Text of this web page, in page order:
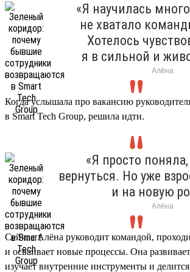
«Я научилась
не хватало
Хотелось
я в сильной и
Алёна
Когда услышала про вакансию
в Smart Tech Group, решила идти.
«Я просто
вернуться. Но уже
и на новую
Алёна
Сейчас Алёна руководит командой,
и осваивает новые процессы. Она
изучает внутренние инструменты и